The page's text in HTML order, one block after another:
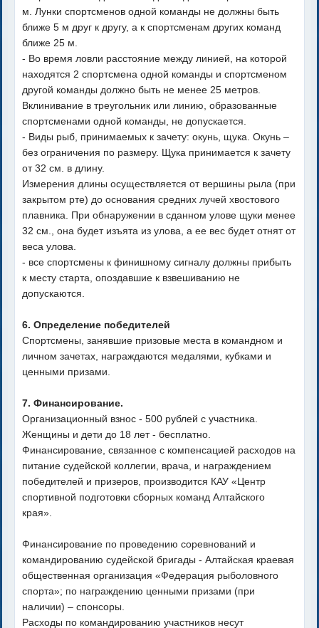
м. Лунки спортсменов одной команды не должны быть
ближе 5 м друг к другу, а к спортсменам других команд
ближе 25 м.
- Во время ловли расстояние между линией, на которой
находятся 2 спортсмена одной команды и спортсменом
другой команды должно быть не менее 25 метров.
Вклинивание в треугольник или линию, образованные
спортсменами одной команды, не допускается.
- Виды рыб, принимаемых к зачету: окунь, щука. Окунь –
без ограничения по размеру. Щука принимается к зачету
от 32 см. в длину.
Измерения длины осуществляется от вершины рыла (при
закрытом рте) до основания средних лучей хвостового
плавника. При обнаружении в сданном улове щуки менее
32 см., она будет изъята из улова, а ее вес будет отнят от
веса улова.
- все спортсмены к финишному сигналу должны прибыть
к месту старта, опоздавшие к взвешиванию не
допускаются.
6. Определение победителей
Спортсмены, занявшие призовые места в командном и
личном зачетах, награждаются медалями, кубками и
ценными призами.
7. Финансирование.
Организационный взнос - 500 рублей с участника.
Женщины и дети до 18 лет - бесплатно.
Финансирование, связанное с компенсацией расходов на
питание судейской коллегии, врача, и награждением
победителей и призеров, производится КАУ «Центр
спортивной подготовки сборных команд Алтайского
края».
Финансирование по проведению соревнований и
командированию судейской бригады - Алтайская краевая
общественная организация «Федерация рыболовного
спорта»; по награждению ценными призами (при
наличии) – спонсоры.
Расходы по командированию участников несут